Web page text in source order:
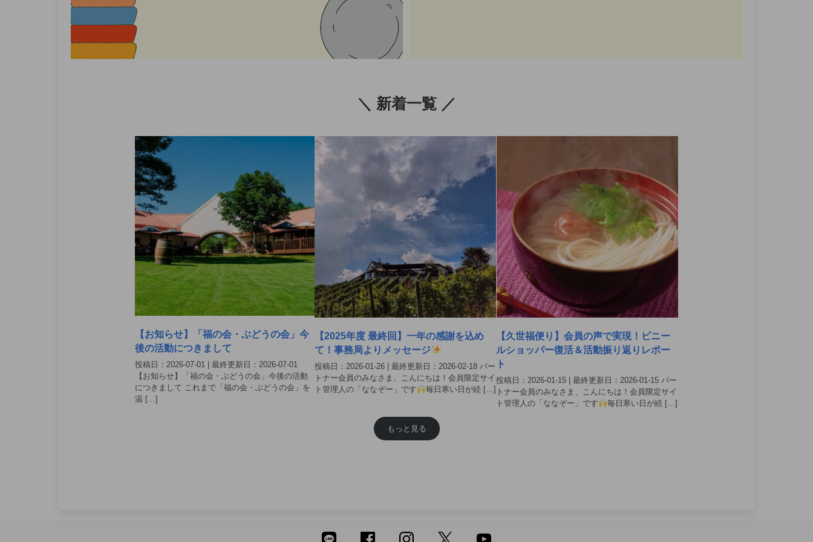
＼ 新着一覧 ／
【お知らせ】「福の会・ぶどうの会」今
後の活動につきまして
投稿日：2026-07-01 | 最終更新日：2026-07-01
【お知らせ】「福の会・ぶどうの会」今後の活動
につきまして これまで「福の会・ぶどうの会」を
温 […]
【2025年度 最終回】一年の感謝を込め
て！事務局よりメッセージ
投稿日：2026-01-26 | 最終更新日：2026-02-18 パー
トナー会員のみなさま、こんにちは！会員限定サイ
ト管理人の「ななぞー」です
毎日寒い日が続 […]
【久世福便り】会員の声で実現！ビニー
ルショッパー復活＆活動振り返りレポー
ト
投稿日：2026-01-15 | 最終更新日：2026-01-15 パー
トナー会員のみなさま、こんにちは！会員限定サイ
ト管理人の「ななぞー」です
毎日寒い日が続 […]
もっと見る